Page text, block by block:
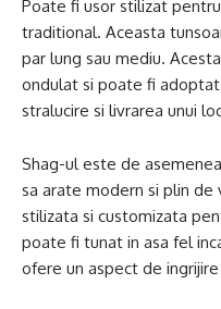
Poate fi usor stilizat
traditional. Aceasta
par lung sau mediu.
ondulat si poate fi
stralucire si livrarea unui
Shag-ul este de
sa arate modern si plin
stilizata si customizata
poate fi tunat in asa fel
ofere un aspect de